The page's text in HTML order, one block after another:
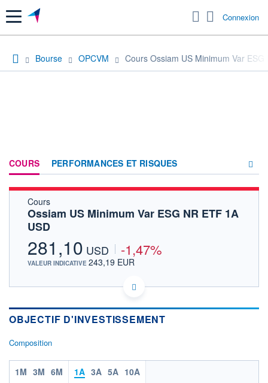
Menu Connexion
Bourse OPCVM Cours Ossiam US Minimum Var ESG
COURS PERFORMANCES ET RISQUES
FORUM
Cours
Ossiam US Minimum Var ESG NR ETF 1A
USD
281,10 USD -1,47%
VALEUR INDICATIVE 243,19 EUR
IE00BHNGHW42 -
TARIFS PRIVILÉGIÉS 0%
OBJECTIF D'INVESTISSEMENT
Composition
1M 3M 6M 1A 3A 5A 10A